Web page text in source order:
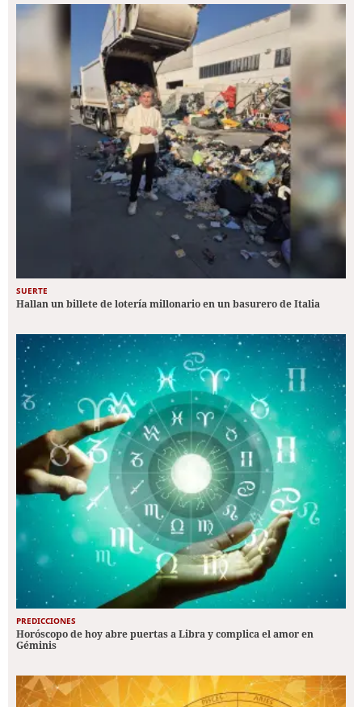
SUERTE
Hallan un billete de lotería millonario en un basurero de Italia
PREDICCIONES
Horóscopo de hoy abre puertas a Libra y complica el amor en
Géminis